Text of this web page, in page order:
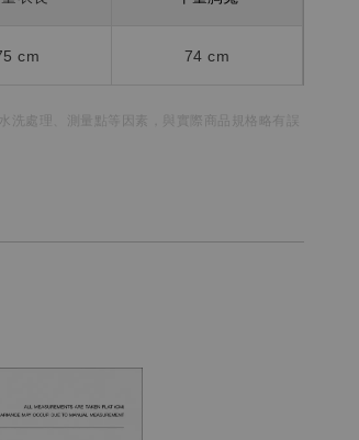
cm 74 cm
洗處理、測量點等因素，
與實際商品規格略有誤